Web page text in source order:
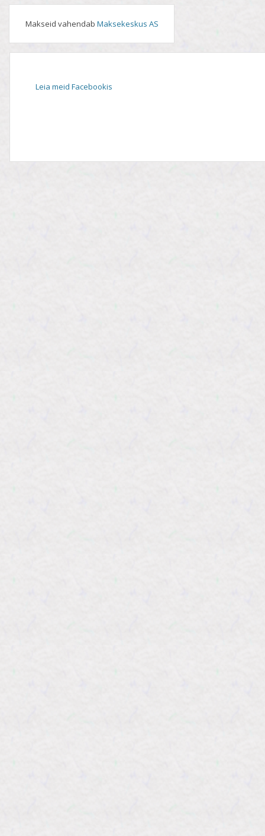
Makseid vahendab Maksekeskus AS
Leia meid Facebookis